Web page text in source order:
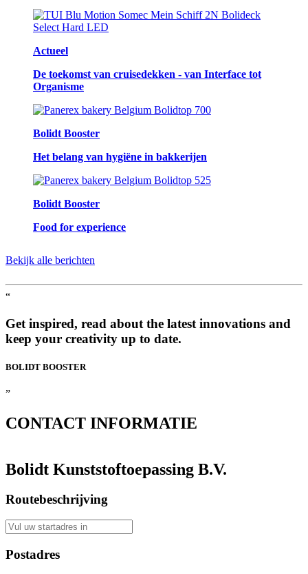
Actueel
De toekomst van cruisedekken - van Interface tot
Organisme
Bolidt Booster
Het belang van hygiëne in bakkerijen
Bolidt Booster
Food for experience
Bekijk alle berichten
“
Get inspired, read about the latest innovations and
keep your creativity up to date.
BOLIDT BOOSTER
”
CONTACT INFORMATIE
Bolidt Kunststoftoepassing B.V.
Routebeschrijving
Postadres